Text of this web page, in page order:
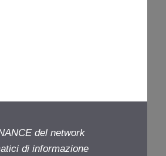
del network
di informazione